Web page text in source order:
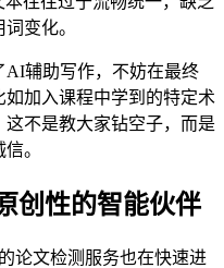
变化。
AI辅助写作，不妨在最终
加入课程中学到的特定术
不是教大家钻空子，而是
。
创性的智能伙伴
论文检测服务也在快速进